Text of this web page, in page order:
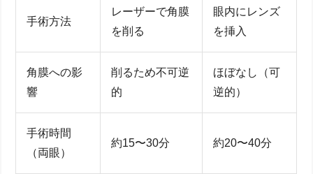
手術方法
レーザーで角膜
を削る
眼内にレンズ
を挿入
角膜への影
響
削るため不可逆
的
ほぼなし（可
逆的）
手術時間
（両眼）
約15〜30分 約20〜40分